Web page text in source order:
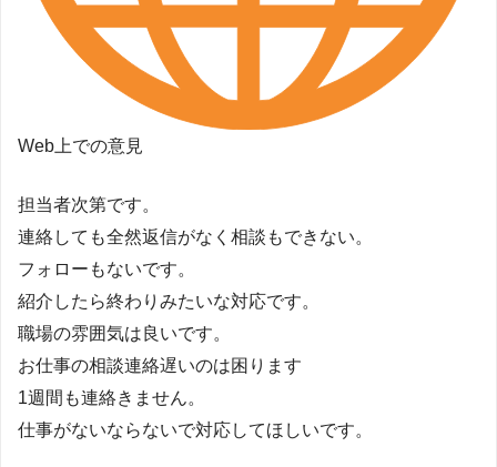
Web上での意見
担当者次第です。
連絡しても全然返信がなく相談もできない。
フォローもないです。
紹介したら終わりみたいな対応です。
職場の雰囲気は良いです。
お仕事の相談連絡遅いのは困ります
1週間も連絡きません。
仕事がないならないで対応してほしいです。